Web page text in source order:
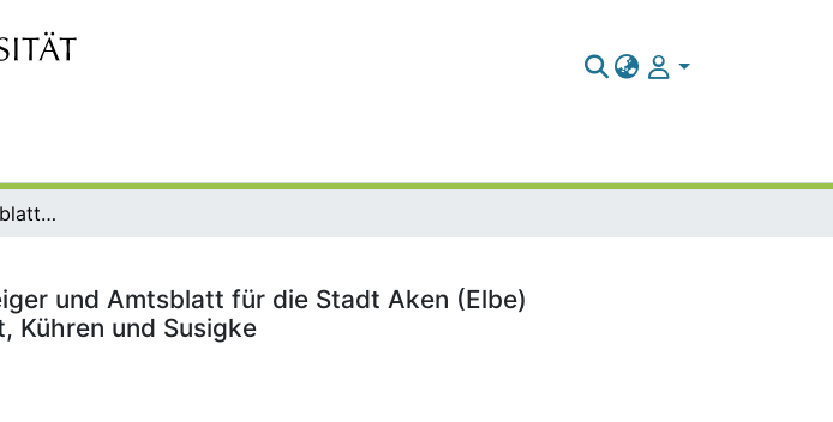
Akener Nachrichtenblatt ; Nr. 423 : Akener Stadtanzeiger und Amtsblatt für die Stadt Aken (Elbe) einschließlich der Ortschaften Mennewitz, Kleinzerbst, Kühren und Susigke
und Amtsblatt für die Stadt Aken (Elbe)
Kühren und Susigke